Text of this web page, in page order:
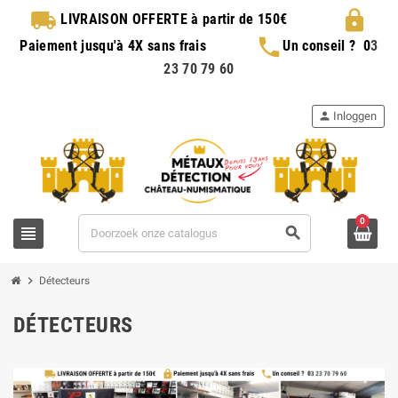
local_shipping LIVRAISON OFFERTEà partir de 150€ lock
Paiement jusqu'à 4X sans frais phoneUn conseil ? 03
23 70 79 60
view_headline search
person Inloggen
0
chevron_right Détecteurs
DÉTECTEURS